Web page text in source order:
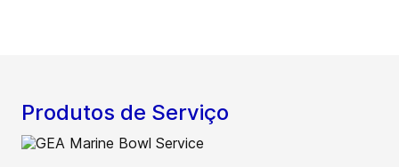
Produtos de Serviço